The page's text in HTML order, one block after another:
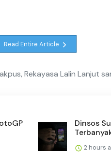
Read Entire Article
Rekayasa Lalin Lanjut
Dinsos
2 hours